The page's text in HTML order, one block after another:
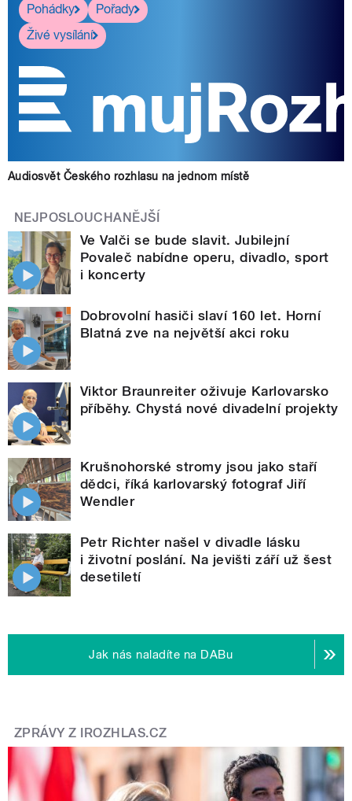
Pohádky
Pořady
Živé vysílání
Audiosvět Českého rozhlasu na jednom místě
NEJPOSLOUCHANĚJŠÍ
Ve Valči se bude slavit. Jubilejní
Povaleč nabídne operu, divadlo, sport
i koncerty
Dobrovolní hasiči slaví 160 let. Horní
Blatná zve na největší akci roku
Viktor Braunreiter oživuje Karlovarsko
příběhy. Chystá nové divadelní projekty
Krušnohorské stromy jsou jako staří
dědci, říká karlovarský fotograf Jiří
Wendler
Petr Richter našel v divadle lásku
i životní poslání. Na jevišti září už šest
desetiletí
Jak nás naladíte na DABu
ZPRÁVY Z IROZHLAS.CZ